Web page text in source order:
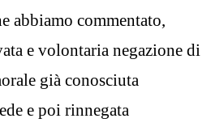
abbiamo commentato,
e volontaria negazione di
già conosciuta
e poi rinnegata